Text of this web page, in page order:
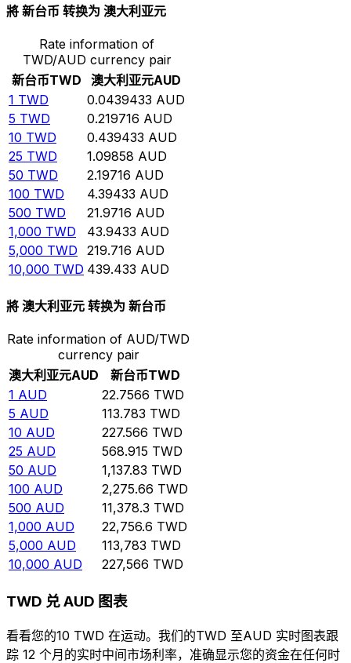
將 新台币 转换为 澳大利亚元
Rate information of
TWD/AUD currency pair
新台币TWD 澳大利亚元AUD
1 TWD 0.0439433 AUD
5 TWD 0.219716 AUD
10 TWD 0.439433 AUD
25 TWD 1.09858 AUD
50 TWD 2.19716 AUD
100 TWD 4.39433 AUD
500 TWD 21.9716 AUD
1,000 TWD 43.9433 AUD
5,000 TWD 219.716 AUD
10,000 TWD 439.433 AUD
將 澳大利亚元 转换为 新台币
Rate information of AUD/TWD
currency pair
澳大利亚元AUD 新台币TWD
1 AUD 22.7566 TWD
5 AUD 113.783 TWD
10 AUD 227.566 TWD
25 AUD 568.915 TWD
50 AUD 1,137.83 TWD
100 AUD 2,275.66 TWD
500 AUD 11,378.3 TWD
1,000 AUD 22,756.6 TWD
5,000 AUD 113,783 TWD
10,000 AUD 227,566 TWD
TWD 兑 AUD 图表
看看您的10 TWD 在运动。我们的TWD 至AUD 实时图表跟
踪 12 个月的实时中间市场利率，准确显示您的资金在任何时